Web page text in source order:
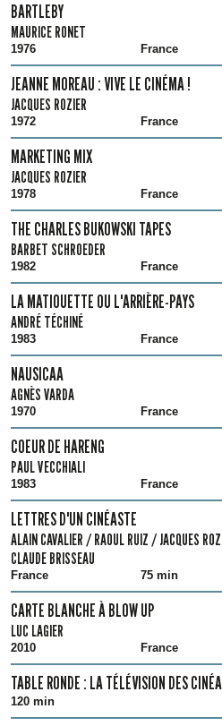
BARTLEBY
MAURICE RONET
1976 France
JEANNE MOREAU : VIVE LE CINÉMA !
JACQUES ROZIER
1972 France
MARKETING MIX
JACQUES ROZIER
1978 France
THE CHARLES BUKOWSKI TAPES
BARBET SCHROEDER
1982 France
LA MATIOUETTE OU L'ARRIÈRE-PAYS
ANDRÉ TÉCHINÉ
1983 France
NAUSICAA
AGNÈS VARDA
1970 France
COEUR DE HARENG
PAUL VECCHIALI
1983 France
LETTRES D'UN CINÉASTE
ALAIN CAVALIER / RAOUL RUIZ / JACQUES
CLAUDE BRISSEAU
France 75 min
CARTE BLANCHE À BLOW UP
LUC LAGIER
2010 France
TABLE RONDE : LA TÉLÉVISION DES
120 min